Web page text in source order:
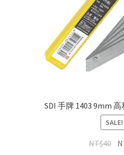
SDI 手牌 1403 9mm
SALE!
NT$40